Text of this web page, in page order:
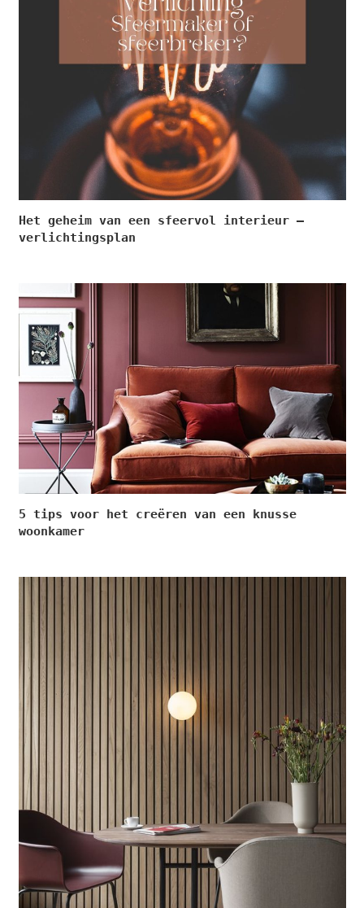
Het geheim van een sfeervol interieur –
verlichtingsplan
5 tips voor het creëren van een knusse
woonkamer